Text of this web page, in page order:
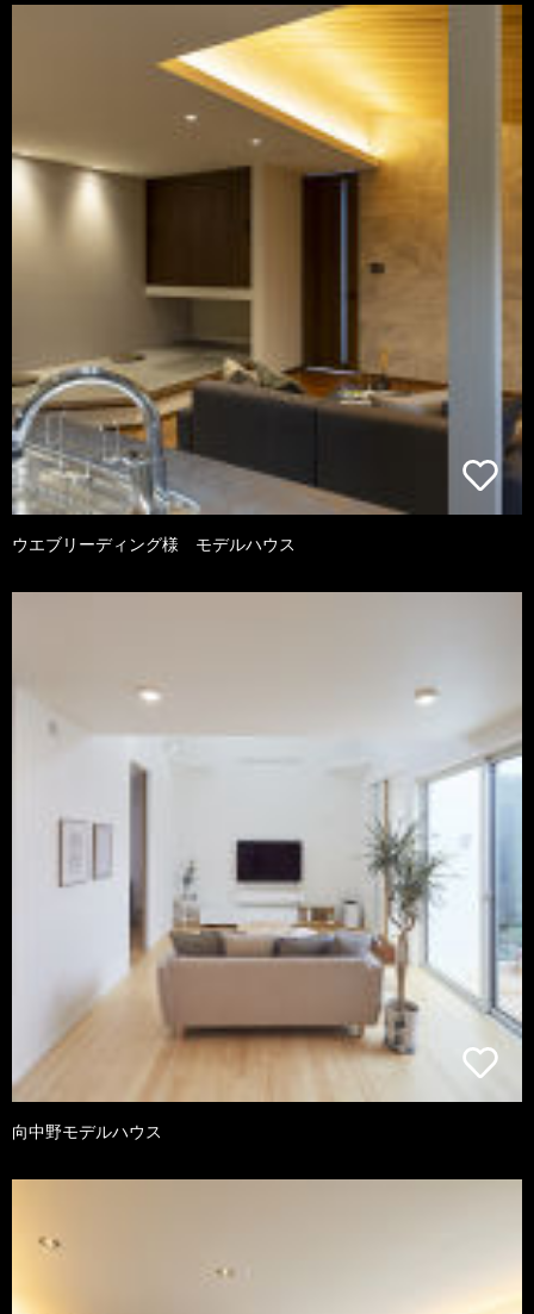
ウエブリーディング様 モデルハウス
向中野モデルハウス